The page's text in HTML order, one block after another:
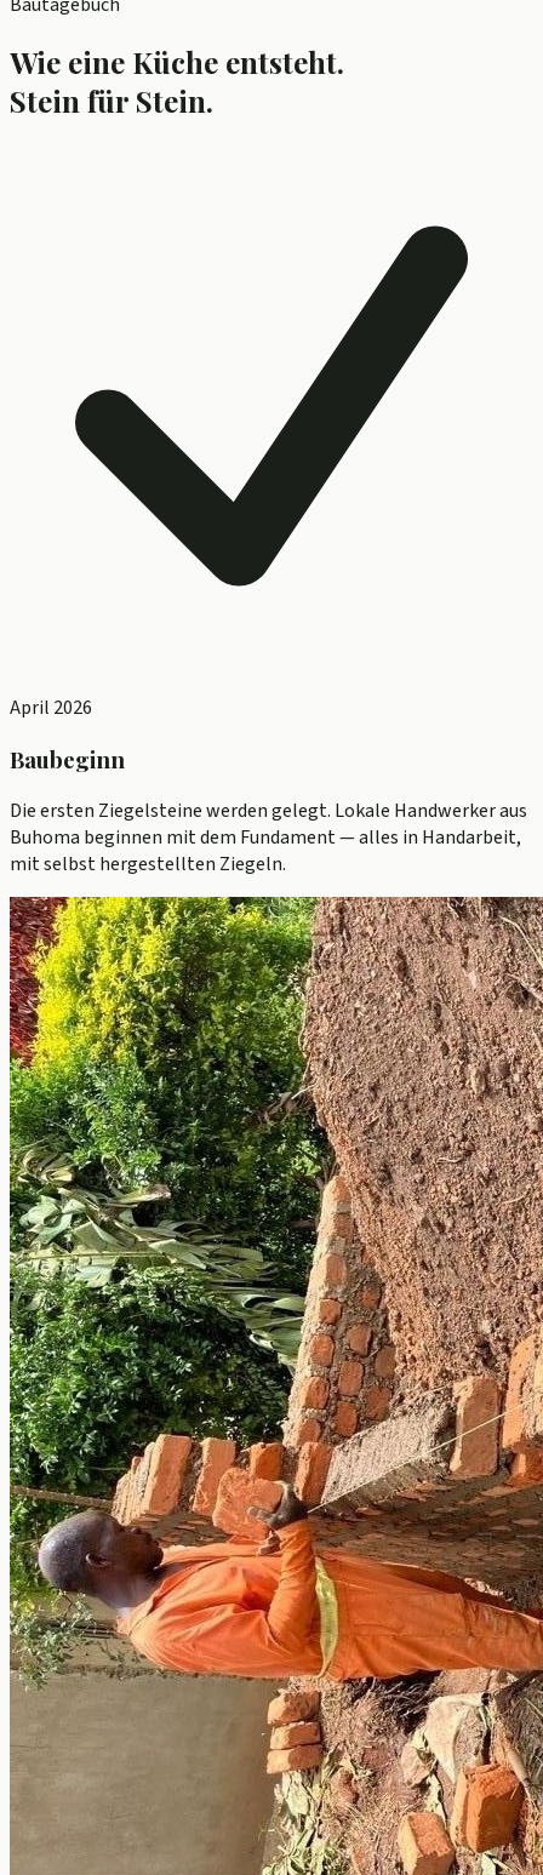
Bautagebuch
Wie eine Küche entsteht.
Stein für Stein.
April 2026
Baubeginn
Die ersten Ziegelsteine werden gelegt. Lokale Handwerker aus
Buhoma beginnen mit dem Fundament — alles in Handarbeit,
mit selbst hergestellten Ziegeln.